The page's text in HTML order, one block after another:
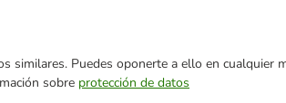
similares. Puedes oponerte a ello en cualquier
sobre protección de datos